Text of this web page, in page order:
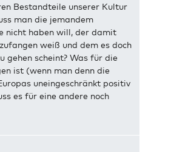
Bestandteile unserer Kultur
man die jemandem
nicht haben will, der damit
weiß und dem es doch
gehen scheint? Was für die
ist (wenn man denn die
uneingeschränkt positiv
es für eine andere noch